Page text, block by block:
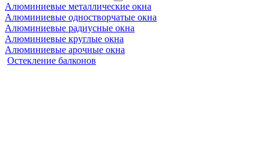
Алюминиевые металлические окна
Алюминиевые одностворчатые окна
Алюминиевые радиусные окна
Алюминиевые круглые окна
Алюминиевые арочные окна
Остекление балконов